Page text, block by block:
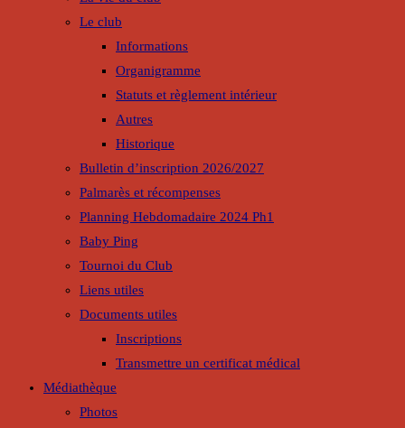
Le club
Informations
Organigramme
Statuts et règlement intérieur
Autres
Historique
Bulletin d’inscription 2026/2027
Palmarès et récompenses
Planning Hebdomadaire 2024 Ph1
Baby Ping
Tournoi du Club
Liens utiles
Documents utiles
Inscriptions
Transmettre un certificat médical
Médiathèque
Photos